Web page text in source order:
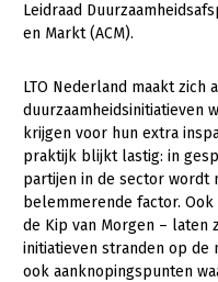
Bodem en water
Mens,
Internationaal
Sectoren
Dier
Biologische Landbouw
Plant
Leidraad
en Markt (ACM).
LTO Nederland maakt zich
duurzaamheidsinitiatieven
krijgen voor hun extra
praktijk blijkt lastig: in
partijen in de sector wordt
belemmerende factor.
de Kip van Morgen – laten
initiatieven stranden op de
ook aanknopingspunten